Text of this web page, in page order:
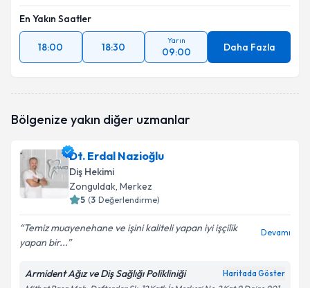
En Yakın Saatler
18:00 18:30
Yarın
09:00 Daha Fazla
Bölgenize yakın diğer uzmanlar
Dt. Erdal Nazioğlu
Diş Hekimi
Zonguldak, Merkez
5 (3 Değerlendirme)
Temiz muayenehane ve işini kaliteli yapan iyi işçilik
yapan bir...
Devamı
Armident Ağız ve Diş Sağlığı Polikliniği Haritada Göster